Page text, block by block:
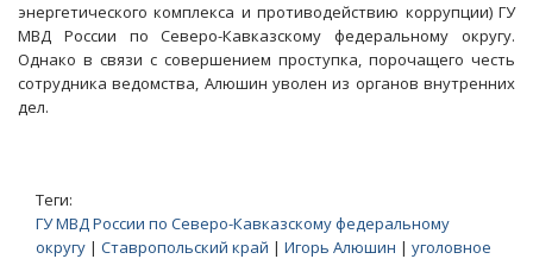
энергетического комплекса и противодействию коррупции) ГУ
МВД России по Северо-Кавказскому федеральному округу.
Однако в связи с совершением проступка, порочащего честь
сотрудника ведомства, Алюшин уволен из органов внутренних
дел.
Теги:
ГУ МВД России по Северо-Кавказскому федеральному
округу | Ставропольский край | Игорь Алюшин | уголовное